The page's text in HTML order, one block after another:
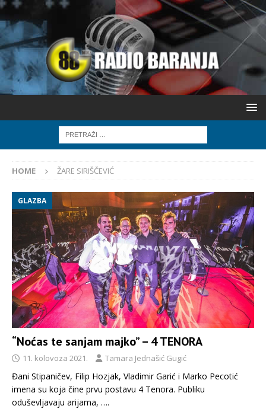
HOME ŽARE SIRIŠČEVIĆ
GLAZBA
“Noćas te sanjam majko” – 4 TENORA
11. kolovoza 2021. Tamara Jednašić Gugić
Đani Stipaničev, Filip Hozjak, Vladimir Garić i Marko Pecotić
imena su koja čine prvu postavu 4 Tenora. Publiku
oduševljavaju arijama, ….